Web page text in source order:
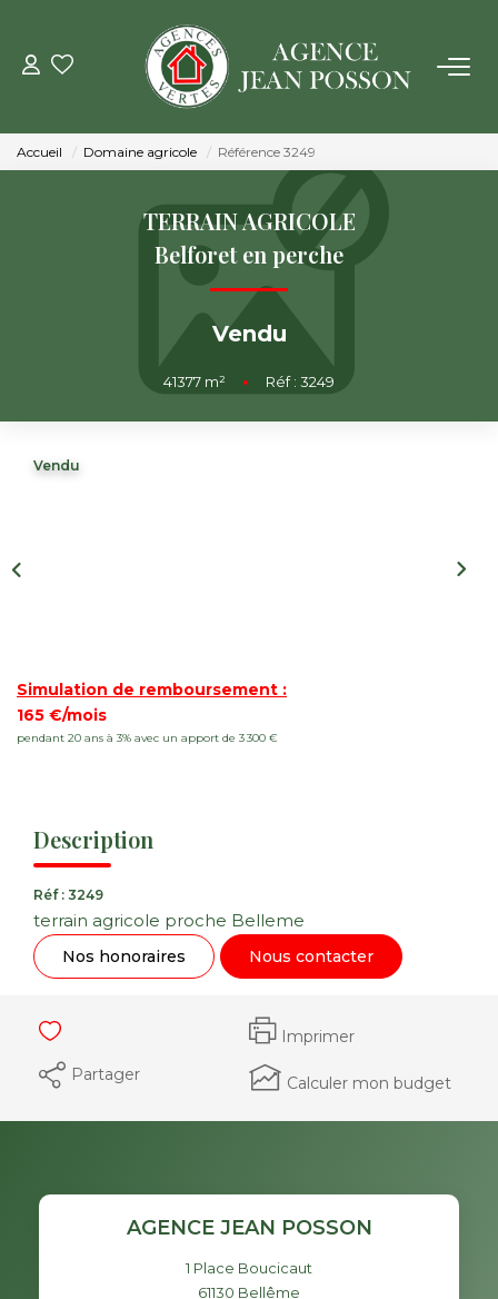
LOCATION
GESTION
ESTIMATION
NOTRE AGENCE
Accueil Domaine agricole Référence 3249
TERRAIN AGRICOLE
Belforet en perche
Vendu
41377 m² • Réf : 3249
Vendu
Simulation de remboursement :
165 €/mois
pendant 20 ans à 3% avec un apport de 3 300 €
Description
Réf : 3249
terrain agricole proche Belleme
Nos honoraires Nous contacter
Imprimer
Partager
Calculer mon budget
AGENCE JEAN POSSON
1 Place Boucicaut
61130 Bellême